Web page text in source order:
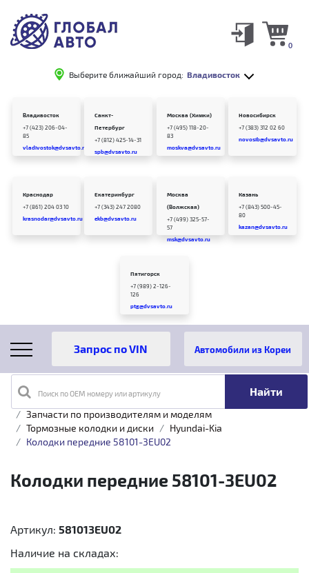
Выберите ближайший город: Владивосток
0
Владивосток
+7 (423) 206-04-
85
vladivostok@dvsavto.ru
Санкт-
Петербург
+7 (812) 425-14-31
spb@dvsavto.ru
Москва (Химки)
+7 (495) 118-20-
83
moskva@dvsavto.ru
Новосибирск
+7 (383) 312 02 60
novosib@dvsavto.ru
Краснодар
+7 (861) 204 03 10
krasnodar@dvsavto.ru
Екатеринбург
+7 (343) 247 2080
ekb@dvsavto.ru
Москва
(Волжская)
+7 (499) 325-57-
57
msk@dvsavto.ru
Казань
+7 (843) 500-45-
80
kazan@dvsavto.ru
Пятигорск
+7 (989) 2-126-
126
ptg@dvsavto.ru
Поиск по OEM номеру или артикулу
Автомобили из Кореи
Главная
Каталог товаров
Запчасти по производителям и моделям
Тормозные колодки и диски
Hyundai-Kia
Колодки передние 58101-3EU02
Колодки передние 58101-3EU02
Артикул: 581013EU02
Наличие на складах: